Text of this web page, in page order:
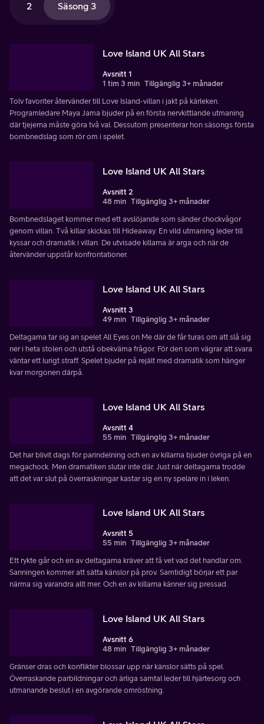
2 Säsong 3
Love Island UK All Stars
Avsnitt 1
1 tim 3 min Tillgänglig 3+ månader
Tolv favoriter återvänder till Love Island-villan i jakt på kärleken.
Programledare Maya Jama bjuder på en första nervkittlande utmaning
där tjejerna måste göra två val. Dessutom presenterar hon säsongs första
bombnedslag som rör om i spelet.
Love Island UK All Stars
Avsnitt 2
48 min Tillgänglig 3+ månader
Bombnedslaget kommer med ett avslöjande som sänder chockvågor
genom villan. Två killar skickas till Hideaway. En vild utmaning leder till
kyssar och dramatik i villan. De utvisade killarna är arga och när de
återvänder uppstår konfrontationer.
Love Island UK All Stars
Avsnitt 3
49 min Tillgänglig 3+ månader
Deltagarna tar sig an spelet All Eyes on Me där de får turas om att slå sig
ner i heta stolen och utstå obekväma frågor. För den som vägrar att svara
väntar ett lurigt straff. Spelet bjuder på rejält med dramatik som hänger
kvar morgonen därpå.
Love Island UK All Stars
Avsnitt 4
55 min Tillgänglig 3+ månader
Det har blivit dags för parindelning och en av killarna bjuder övriga på en
megachock. Men dramatiken slutar inte där. Just när deltagarna trodde
att det var slut på överraskningar kastar sig en ny spelare in i leken.
Love Island UK All Stars
Avsnitt 5
55 min Tillgänglig 3+ månader
Ett rykte går och en av deltagarna kräver att få vet vad det handlar om.
Sanningen kommer att sätta känslor på prov. Samtidigt börjar ett par
närma sig varandra allt mer. Och en av killarna känner sig pressad.
Love Island UK All Stars
Avsnitt 6
48 min Tillgänglig 3+ månader
Gränser dras och konflikter blossar upp när känslor sätts på spel.
Överraskande parbildningar och ärliga samtal leder till hjärtesorg och
utmanande beslut i en avgörande omröstning.